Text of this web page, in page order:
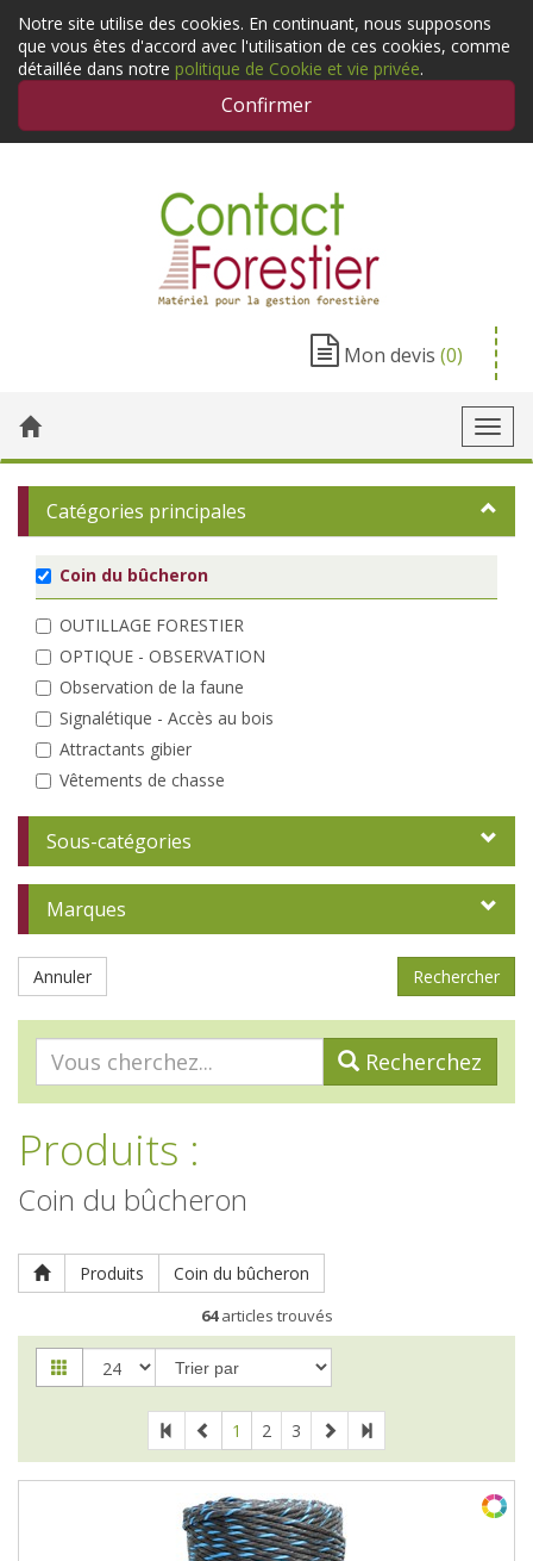
Notre site utilise des cookies. En continuant, nous supposons
que vous êtes d'accord avec l'utilisation de ces cookies, comme
détaillée dans notre politique de Cookie et vie privée.
Confirmer
Mon devis (0)
Catégories principales
Coin du bûcheron
OUTILLAGE FORESTIER
OPTIQUE - OBSERVATION
Observation de la faune
Signalétique - Accès au bois
Attractants gibier
Vêtements de chasse
Marquage
Dendrométrie - Inventaire
Elagage - Taille
Débardage
Entretien des peuplements
Analyse
A la plantation
Protections individuelles
Tuteurs - Piquets
Clôtures
Protection de la tête / visage
Vêtements haut du corps
Vêtements bas du corps
Gants
Sous-catégories
Marques
Annuler
Recherchez
Produits :
Coin du bûcheron
Produits Coin du bûcheron
64articles trouvés
1 2 3